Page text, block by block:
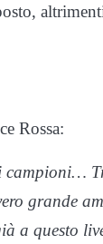
Rossa:
campioni…
grande
a questo